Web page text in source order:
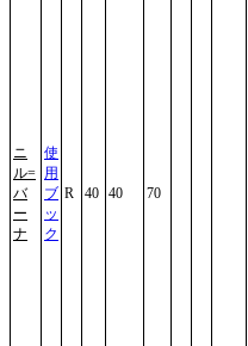
ニ
ル=
バ
ー
ナ
使
用
ブ
ッ
ク
R 40 40 70